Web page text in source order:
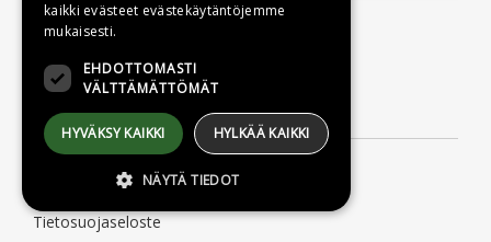
Palvelemme arkisin klo 9–16
Puh. 09 156 6800
(mpm/pvm, myös jonotusaika)
asiakaspalvelu@otava.fi
Lisätietoa
Toimitusehdot
Käyttöohjeet
Tietosuojaseloste
kaikki evästeet evästekäytäntöjemme
mukaisesti.
EHDOTTOMASTI
VÄLTTÄMÄTTÖMÄT
HYVÄKSY KAIKKI HYLKÄÄ KAIKKI
NÄYTÄ TIEDOT